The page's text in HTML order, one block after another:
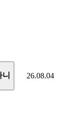
26.08.04